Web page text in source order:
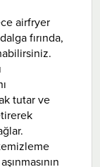
airfryer
fırında,
tutar ve